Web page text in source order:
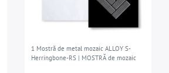
1 Mostră de metal mozaic ALLOY S-
Herringbone-RS | MOSTRĂ de mozaic